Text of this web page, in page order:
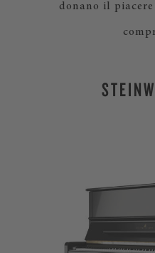
donano il